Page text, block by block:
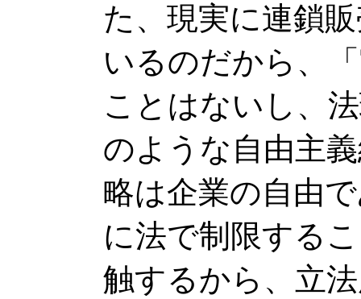
た、現実に連鎖
いるのだから、
ことはないし、
のような自由主
略は企業の自由
に法で制限する
触するから、立